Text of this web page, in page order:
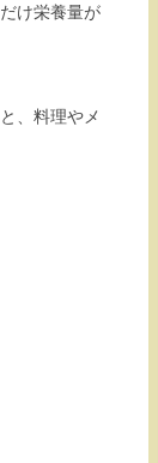
け栄養量が
、料理やメ